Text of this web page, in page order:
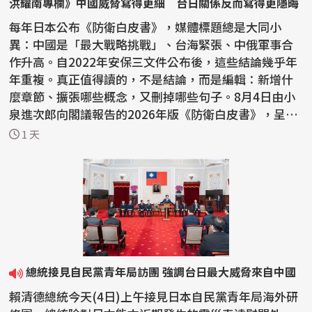
每年日本公布《防衛白皮書》，媒體標題總是大同小
異：中國是「最大戰略挑戰」、台海緊張、中俄軍事合
作升高。自2022年安保三文件公布後，這些結論幾乎年
年重複。真正值得讀的，不是結論，而是編輯：新增什
麼章節、擴張哪些概念，又刪掉哪些句子。8月4日由小
泉進次郎向閣議報告的2026年版《防衛白皮書》，呈現
一個鮮明反...
1 天
總統接見自民黨青年局訪團 強調台日最大威脅來自中國
賴清德總統今天(4日)上午接見日本自民黨青年局海外研